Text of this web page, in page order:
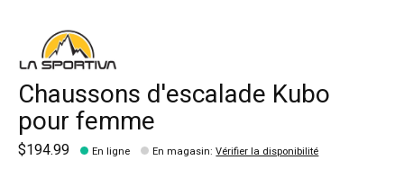
Chaussons d'escalade Kubo
pour femme
$194.99 En ligne En magasin:Vérifier la disponibilité